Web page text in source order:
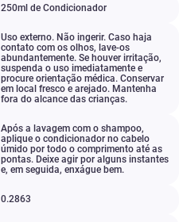
250ml de Condicionador
Uso externo. Não ingerir. Caso haja
contato com os olhos, lave-os
abundantemente. Se houver irritação,
suspenda o uso imediatamente e
procure orientação médica. Conservar
em local fresco e arejado. Mantenha
fora do alcance das crianças.
Após a lavagem com o shampoo,
aplique o condicionador no cabelo
úmido por todo o comprimento até as
pontas. Deixe agir por alguns instantes
e, em seguida, enxágue bem.
0.2863